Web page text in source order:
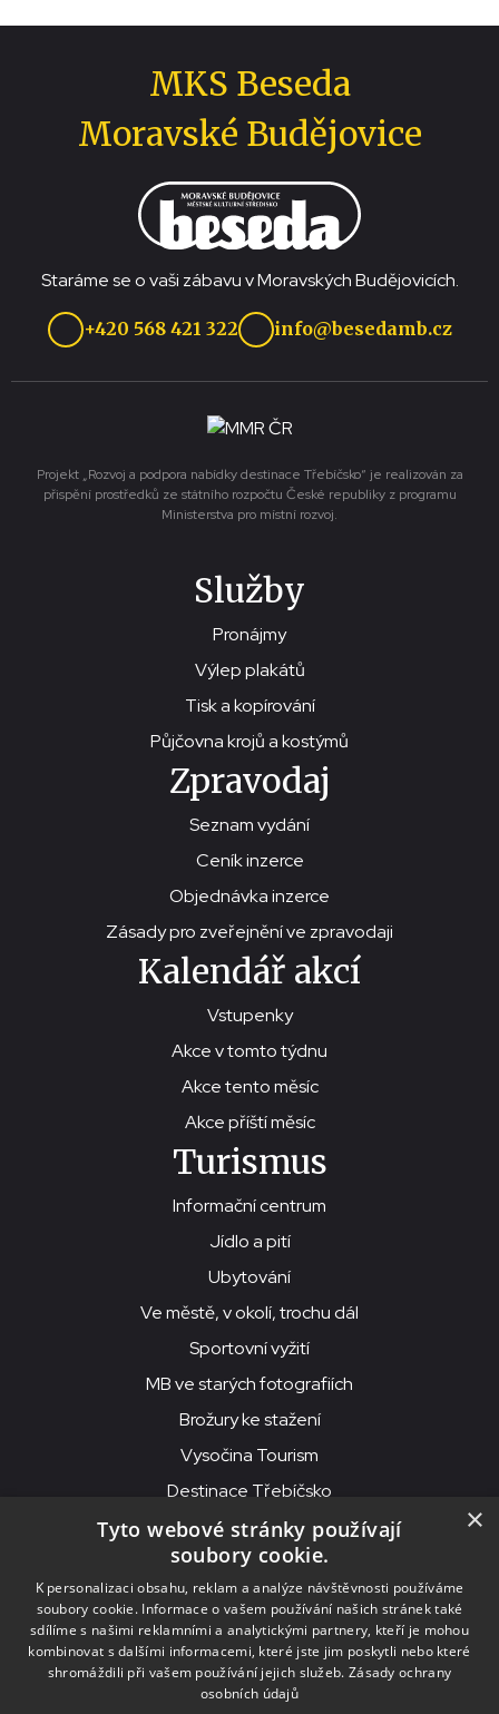
MKS Beseda
Moravské Budějovice
Staráme se o vaši zábavu v Moravských Budějovicích.
+420 568 421 322 info@besedamb.cz
Projekt „Rozvoj a podpora nabídky destinace Třebíčsko“ je realizován za
přispění prostředků ze státního rozpočtu České republiky z programu
Ministerstva pro místní rozvoj.
Služby
Pronájmy
Výlep plakátů
Tisk a kopírování
Půjčovna krojů a kostýmů
Zpravodaj
Seznam vydání
Ceník inzerce
Objednávka inzerce
Zásady pro zveřejnění ve zpravodaji
Kalendář akcí
Vstupenky
Akce v tomto týdnu
Akce tento měsíc
Akce příští měsíc
Turismus
Informační centrum
Jídlo a pití
Ubytování
Ve městě, v okolí, trochu dál
Sportovní vyžití
MB ve starých fotografiích
Brožury ke stažení
Vysočina Tourism
Destinace Třebíčsko
© 2026MKS Beseda Mor. Budějovice
MKS Beseda, příspěvková organizace, Purcnerova 62, 676 02
Moravské Budějovice
IČO: 00091758, DIČ: CZ00091758, ID datové schránky: chjn2kd
×
Tyto webové stránky používají
soubory cookie.
K personalizaci obsahu, reklam a analýze návštěvnosti používáme
soubory cookie. Informace o vašem používání našich stránek také
sdílíme s našimi reklamními a analytickými partnery, kteří je mohou
kombinovat s dalšími informacemi, které jste jim poskytli nebo které
shromáždili při vašem používání jejich služeb. Zásady ochrany
osobních údajů